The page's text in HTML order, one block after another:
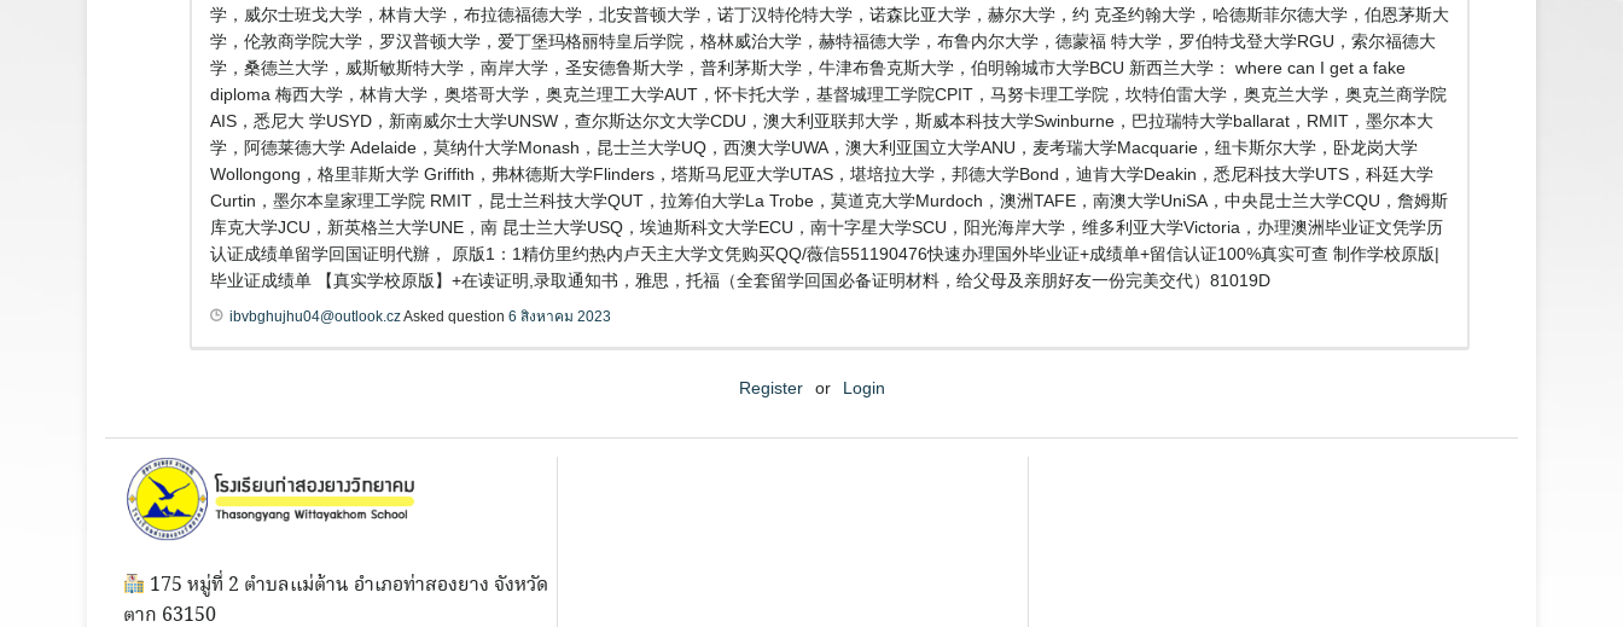
学，威尔士班戈大学，林肯大学，布拉德福德大学，北安普顿大学，诺丁汉特伦特大学，诺森比亚大学，赫尔大学，约 克圣约翰大学，哈德斯菲尔德大学，伯恩茅斯大
学，伦敦商学院大学，罗汉普顿大学，爱丁堡玛格丽特皇后学院，格林威治大学，赫特福德大学，布鲁内尔大学，德蒙福 特大学，罗伯特戈登大学RGU，索尔福德大
学，桑德兰大学，威斯敏斯特大学，南岸大学，圣安德鲁斯大学，普利茅斯大学，牛津布鲁克斯大学，伯明翰城市大学BCU 新西兰大学： where can I get a fake
diploma 梅西大学，林肯大学，奥塔哥大学，奥克兰理工大学AUT，怀卡托大学，基督城理工学院CPIT，马努卡理工学院，坎特伯雷大学，奥克兰大学，奥克兰商学院
AIS，悉尼大 学USYD，新南威尔士大学UNSW，查尔斯达尔文大学CDU，澳大利亚联邦大学，斯威本科技大学Swinburne，巴拉瑞特大学ballarat，RMIT，墨尔本大
学，阿德莱德大学 Adelaide，莫纳什大学Monash，昆士兰大学UQ，西澳大学UWA，澳大利亚国立大学ANU，麦考瑞大学Macquarie，纽卡斯尔大学，卧龙岗大学
Wollongong，格里菲斯大学 Griffith，弗林德斯大学Flinders，塔斯马尼亚大学UTAS，堪培拉大学，邦德大学Bond，迪肯大学Deakin，悉尼科技大学UTS，科廷大学
Curtin，墨尔本皇家理工学院 RMIT，昆士兰科技大学QUT，拉筹伯大学La Trobe，莫道克大学Murdoch，澳洲TAFE，南澳大学UniSA，中央昆士兰大学CQU，詹姆斯
库克大学JCU，新英格兰大学UNE，南 昆士兰大学USQ，埃迪斯科文大学ECU，南十字星大学SCU，阳光海岸大学，维多利亚大学Victoria，办理澳洲毕业证文凭学历
认证成绩单留学回国证明代辦， 原版1：1精仿里约热内卢天主大学文凭购买QQ/薇信551190476快速办理国外毕业证+成绩单+留信认证100%真实可查 制作学校原版|
毕业证成绩单 【真实学校原版】+在读证明,录取通知书，雅思，托福（全套留学回国必备证明材料，给父母及亲朋好友一份完美交代）81019D
ibvbghujhu04@outlook.czAsked question 6 สิงหาคม 2023
Register or Login
175 หมู่ที่ 2 ตำบลแม่ต้าน อำเภอท่าสองยาง จังหวัด
ตาก 63150